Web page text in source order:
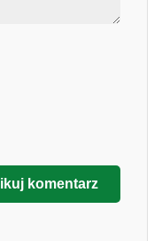
komentarz